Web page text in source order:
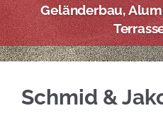
Geländerbau,
Schmid &